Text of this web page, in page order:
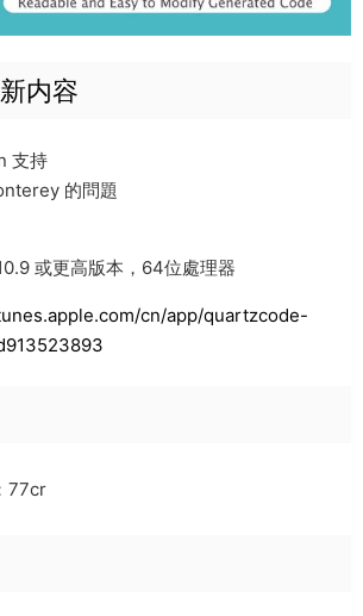
内容
支持
的問題
或更高版本，64位處理器
cn/app/quartzcode-
77cr